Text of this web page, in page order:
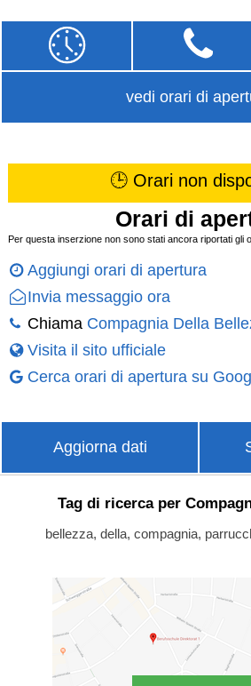
vedi orari di
🕒 Orari non
Orari di
Per questa inserzione non sono stati ancora riportati gli
Aggiungi orari di apertura
Invia messaggio ora
Chiama Compagnia Della
Visita il sito ufficiale
Cerca orari di apertura su
Aggiorna dati
Tag di ricerca per
bellezza, della, compagnia,